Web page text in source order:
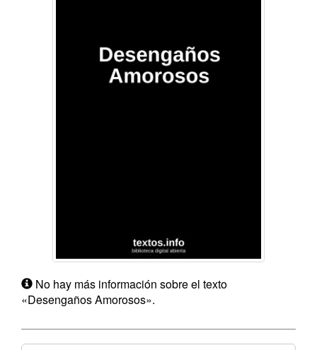
No hay más información sobre el texto
«Desengaños Amorosos».